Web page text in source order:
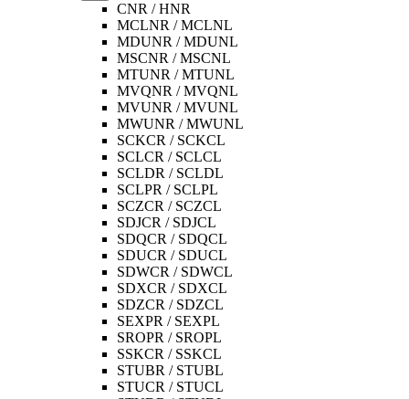
CNR / HNR
MCLNR / MCLNL
MDUNR / MDUNL
MSCNR / MSCNL
MTUNR / MTUNL
MVQNR / MVQNL
MVUNR / MVUNL
MWUNR / MWUNL
SCKCR / SCKCL
SCLCR / SCLCL
SCLDR / SCLDL
SCLPR / SCLPL
SCZCR / SCZCL
SDJCR / SDJCL
SDQCR / SDQCL
SDUCR / SDUCL
SDWCR / SDWCL
SDXCR / SDXCL
SDZCR / SDZCL
SEXPR / SEXPL
SROPR / SROPL
SSKCR / SSKCL
STUBR / STUBL
STUCR / STUCL